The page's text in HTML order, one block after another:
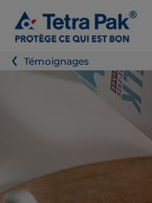
Témoignages